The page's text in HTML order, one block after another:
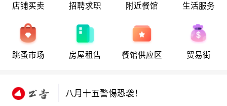
店铺买卖 招聘求职 附近餐馆 生活服务
跳蚤市场 房屋租售 餐馆供应区 贸易街
八月十五警惕恐袭！
八月十五警惕恐袭！